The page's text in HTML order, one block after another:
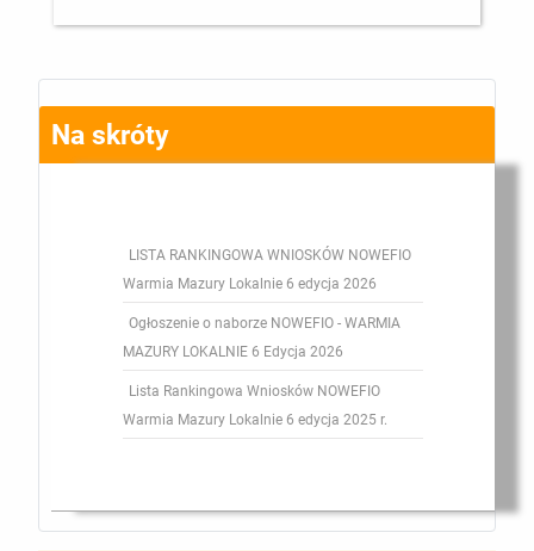
Na skróty
LISTA RANKINGOWA WNIOSKÓW NOWEFIO
Warmia Mazury Lokalnie 6 edycja 2026
Ogłoszenie o naborze NOWEFIO - WARMIA
MAZURY LOKALNIE 6 Edycja 2026
Lista Rankingowa Wniosków NOWEFIO
Warmia Mazury Lokalnie 6 edycja 2025 r.